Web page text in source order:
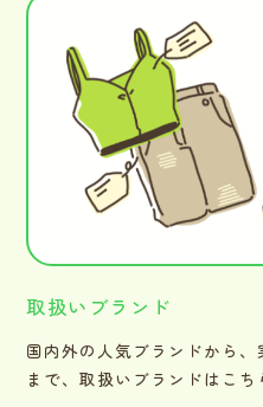
取扱いブランド
国内外の人気ブランドから
まで、取扱いブランドはこち